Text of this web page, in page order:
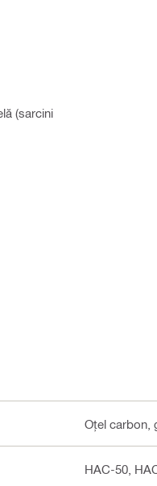
(sarcini
Oțel carbon,
HAC-50,